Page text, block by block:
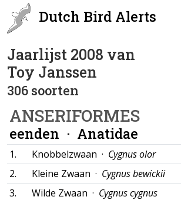
Dutch Bird Alerts
Jaarlijst 2008 van
Toy Janssen
306 soorten
ANSERIFORMES
eenden · Anatidae
1. Knobbelzwaan · Cygnus olor
2.
Kleine Zwaan · Cygnus bewickii
3.
Wilde Zwaan · Cygnus cygnus